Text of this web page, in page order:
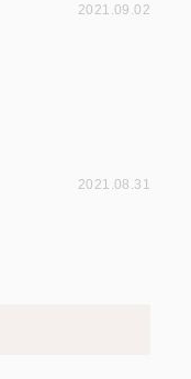
2021.09.02
2021.08.31